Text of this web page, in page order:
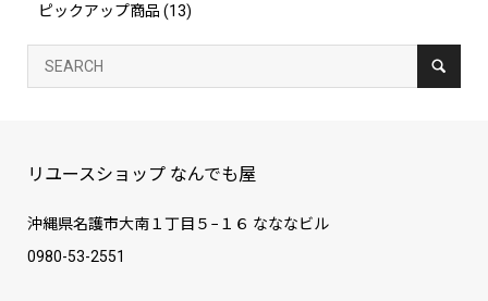
ピックアップ商品 (13)
リユースショップ なんでも屋
沖縄県名護市大南１丁目５−１６ なななビル
0980-53-2551